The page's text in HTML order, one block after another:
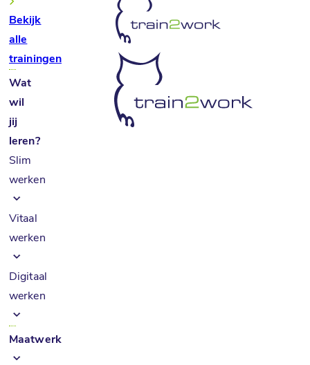
Bekijk
alle
trainingen
Wat
wil
jij
leren?
Slim
werken
Vitaal
werken
Digitaal
werken
Maatwerk